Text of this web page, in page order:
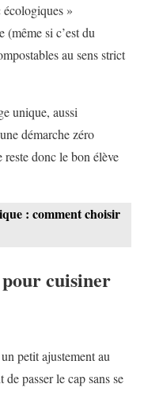
écologiques »
si c’est du
au sens strict
unique, aussi
démarche zéro
donc le bon élève
: comment choisir
pour cuisiner
petit ajustement au
passer le cap sans se